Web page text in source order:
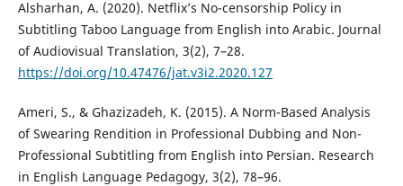
Alsharhan, A. (2020). Netflix’s No-censorship Policy in
Subtitling Taboo Language from English into Arabic. Journal
of Audiovisual Translation, 3(2), 7–28.
https://doi.org/10.47476/jat.v3i2.2020.127
Ameri, S., & Ghazizadeh, K. (2015). A Norm-Based Analysis
of Swearing Rendition in Professional Dubbing and Non-
Professional Subtitling from English into Persian. Research
in English Language Pedagogy, 3(2), 78–96.